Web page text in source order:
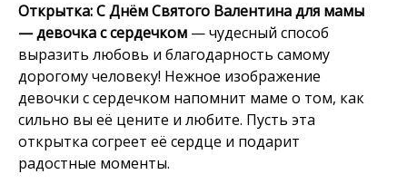
Открытка: С Днём Святого Валентина для мамы
— девочка с сердечком — чудесный способ
выразить любовь и благодарность самому
дорогому человеку! Нежное изображение
девочки с сердечком напомнит маме о том, как
сильно вы её цените и любите. Пусть эта
открытка согреет её сердце и подарит
радостные моменты.